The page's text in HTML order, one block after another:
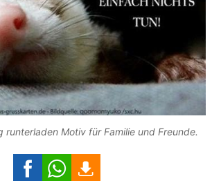
runterladen Motiv für Familie und Freunde.